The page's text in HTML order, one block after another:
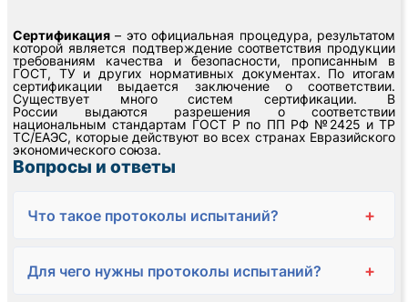
Сертификация – это официальная процедура, результатом
которой является подтверждение соответствия продукции
требованиям качества и безопасности, прописанным в
ГОСТ, ТУ и других нормативных документах. По итогам
сертификации выдается заключение о соответствии.
Существует много систем сертификации. В
России выдаются разрешения о соответствии
национальным стандартам ГОСТ Р по ПП РФ №2425 и ТР
ТС/ЕАЭС, которые действуют во всех странах Евразийского
экономического союза.
Вопросы и ответы
Что такое протоколы испытаний? +
Для чего нужны протоколы испытаний? +